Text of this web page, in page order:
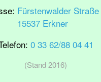
Fürstenwalder
15537 Erkner
0 33 62/88 04 41
(Stand 2016)